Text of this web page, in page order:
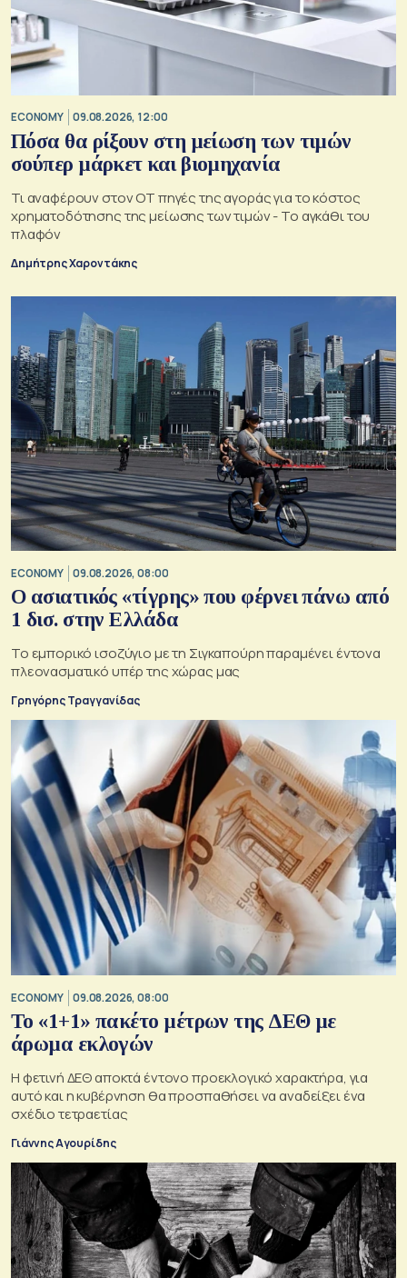
ECONOMY 09.08.2026, 12:00
Πόσα θα ρίξουν στη μείωση των τιμών
σούπερ μάρκετ και βιομηχανία
Τι αναφέρουν στον ΟΤ πηγές της αγοράς για το κόστος
χρηματοδότησης της μείωσης των τιμών - Το αγκάθι του
πλαφόν
Δημήτρης Χαροντάκης
ECONOMY 09.08.2026, 08:00
Ο ασιατικός «τίγρης» που φέρνει πάνω από
1 δισ. στην Ελλάδα
Το εμπορικό ισοζύγιο με τη Σιγκαπούρη παραμένει έντονα
πλεονασματικό υπέρ της χώρας μας
Γρηγόρης Τραγγανίδας
ECONOMY 09.08.2026, 08:00
Το «1+1» πακέτο μέτρων της ΔΕΘ με
άρωμα εκλογών
Η φετινή ΔΕΘ αποκτά έντονο προεκλογικό χαρακτήρα, για
αυτό και η κυβέρνηση θα προσπαθήσει να αναδείξει ένα
σχέδιο τετραετίας
Γιάννης Αγουρίδης